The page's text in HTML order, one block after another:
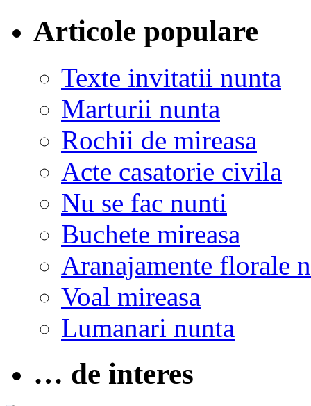
Articole populare
Texte invitatii nunta
Marturii nunta
Rochii de mireasa
Acte casatorie civila
Nu se fac nunti
Buchete mireasa
Aranajamente florale
Voal mireasa
Lumanari nunta
… de interes